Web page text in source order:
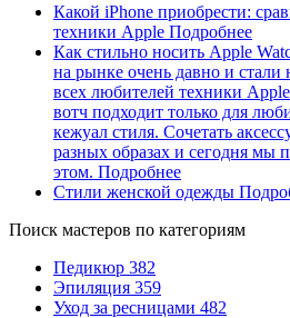
Какой iPhone приобрести:
техники Apple Подробнее
Как стильно носить Apple
на рынке очень давно и
всех любителей техники
вотч подходит только для
кежуал стиля. Сочетать
разных образах и сегодня мы
этом. Подробнее
Стили женской одежды
Поиск мастеров по категориям
Педикюр 382
Эпиляция 359
Уход за ресницами 482